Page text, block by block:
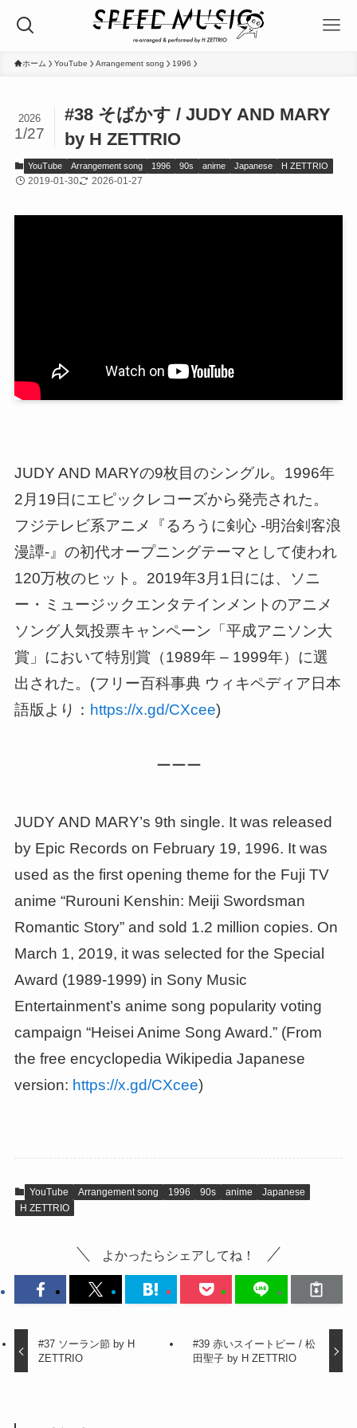
ホーム YouTube Arrangement song 1996
#38 そばかす / JUDY AND MARY
by H ZETTRIO
2026
1/27
YouTube Arrangement song 1996 90s anime Japanese H ZETTRIO
2019-01-30 2026-01-27
JUDY AND MARYの9枚目のシングル。1996年
2月19日にエピックレコーズから発売された。
フジテレビ系アニメ『るろうに剣心 -明治剣客浪
漫譚-』の初代オープニングテーマとして使われ
120万枚のヒット。2019年3月1日には、ソニ
ー・ミュージックエンタテインメントのアニメ
ソング人気投票キャンペーン「平成アニソン大
賞」において特別賞（1989年 – 1999年）に選
出された。(フリー百科事典 ウィキペディア日本
語版より： https://x.gd/CXcee)
ーーー
JUDY AND MARY’s 9th single. It was released
by Epic Records on February 19, 1996. It was
used as the first opening theme for the Fuji TV
anime “Rurouni Kenshin: Meiji Swordsman
Romantic Story” and sold 1.2 million copies. On
March 1, 2019, it was selected for the Special
Award (1989-1999) in Sony Music
Entertainment’s anime song popularity voting
campaign “Heisei Anime Song Award.” (From
the free encyclopedia Wikipedia Japanese
version: https://x.gd/CXcee)
YouTube Arrangement song 1996 90s anime
Japanese
H ZETTRIO
よかったらシェアしてね！
#37 ソーラン節 by H
ZETTRIO
#39 赤いスイートピー / 松
田聖子 by H ZETTRIO